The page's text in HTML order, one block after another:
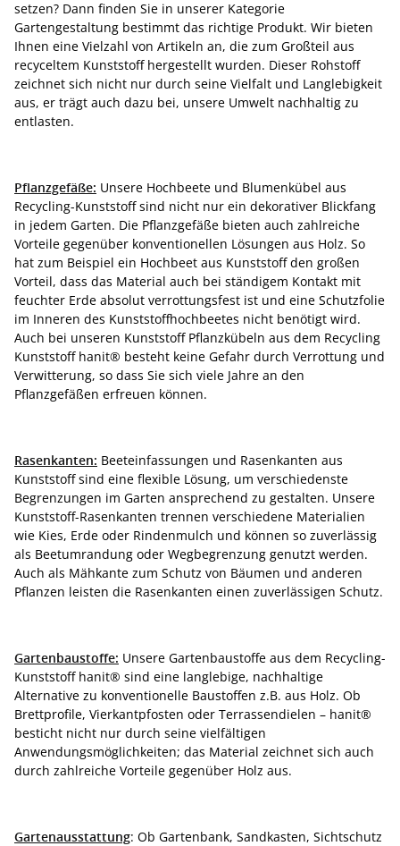
setzen? Dann finden Sie in unserer Kategorie
Gartengestaltung bestimmt das richtige Produkt. Wir bieten
Ihnen eine Vielzahl von Artikeln an, die zum Großteil aus
recyceltem Kunststoff hergestellt wurden. Dieser Rohstoff
zeichnet sich nicht nur durch seine Vielfalt und Langlebigkeit
aus, er trägt auch dazu bei, unsere Umwelt nachhaltig zu
entlasten.
Pflanzgefäße: Unsere Hochbeete und Blumenkübel aus
Recycling-Kunststoff sind nicht nur ein dekorativer Blickfang
in jedem Garten. Die Pflanzgefäße bieten auch zahlreiche
Vorteile gegenüber konventionellen Lösungen aus Holz. So
hat zum Beispiel ein Hochbeet aus Kunststoff den großen
Vorteil, dass das Material auch bei ständigem Kontakt mit
feuchter Erde absolut verrottungsfest ist und eine Schutzfolie
im Inneren des Kunststoffhochbeetes nicht benötigt wird.
Auch bei unseren Kunststoff Pflanzkübeln aus dem Recycling
Kunststoff hanit® besteht keine Gefahr durch Verrottung und
Verwitterung, so dass Sie sich viele Jahre an den
Pflanzgefäßen erfreuen können.
Rasenkanten: Beeteinfassungen und Rasenkanten aus
Kunststoff sind eine flexible Lösung, um verschiedenste
Begrenzungen im Garten ansprechend zu gestalten. Unsere
Kunststoff-Rasenkanten trennen verschiedene Materialien
wie Kies, Erde oder Rindenmulch und können so zuverlässig
als Beetumrandung oder Wegbegrenzung genutzt werden.
Auch als Mähkante zum Schutz von Bäumen und anderen
Pflanzen leisten die Rasenkanten einen zuverlässigen Schutz.
Gartenbaustoffe: Unsere Gartenbaustoffe aus dem Recycling-
Kunststoff hanit® sind eine langlebige, nachhaltige
Alternative zu konventionelle Baustoffen z.B. aus Holz. Ob
Brettprofile, Vierkantpfosten oder Terrassendielen – hanit®
besticht nicht nur durch seine vielfältigen
Anwendungsmöglichkeiten; das Material zeichnet sich auch
durch zahlreiche Vorteile gegenüber Holz aus.
Gartenausstattung: Ob Gartenbank, Sandkasten, Sichtschutz